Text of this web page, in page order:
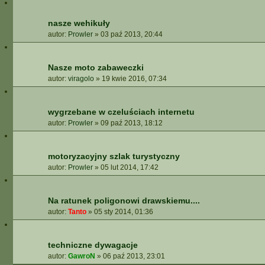
A
W
A
O
W
E
nasze wehikuły
autor: Prowler » 03 paź 2013, 20:44
Nasze moto zabaweczki
autor: viragolo » 19 kwie 2016, 07:34
wygrzebane w czeluściach internetu
autor: Prowler » 09 paź 2013, 18:12
motoryzacyjny szlak turystyczny
autor: Prowler » 05 lut 2014, 17:42
Na ratunek poligonowi drawskiemu....
autor: Tanto » 05 sty 2014, 01:36
techniczne dywagacje
autor: GawroN » 06 paź 2013, 23:01